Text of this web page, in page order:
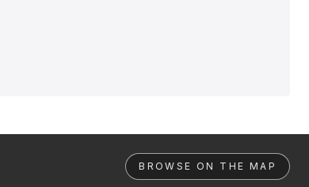
BROWSE ON THE MAP